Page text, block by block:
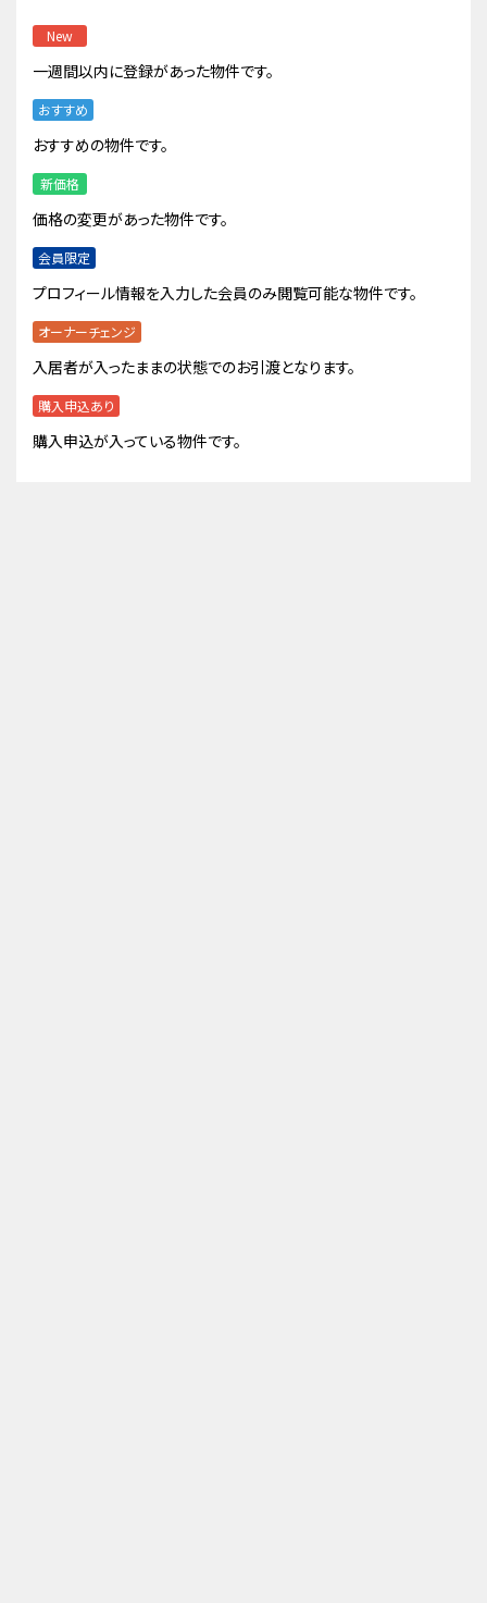
New
一週間以内に登録があった物件です。
おすすめ
おすすめの物件です。
新価格
価格の変更があった物件です。
会員限定
プロフィール情報を入力した会員のみ閲覧可能な物件です。
オーナーチェンジ
入居者が入ったままの状態でのお引渡となります。
購入申込あり
購入申込が入っている物件です。